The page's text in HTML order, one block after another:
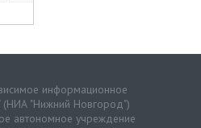
информационное
(НИА "Нижний Новгород")
автономное учреждение